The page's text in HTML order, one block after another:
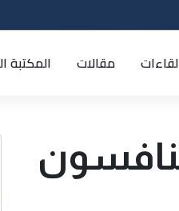
لقاءات مقالات المكتبة
يتنافسون